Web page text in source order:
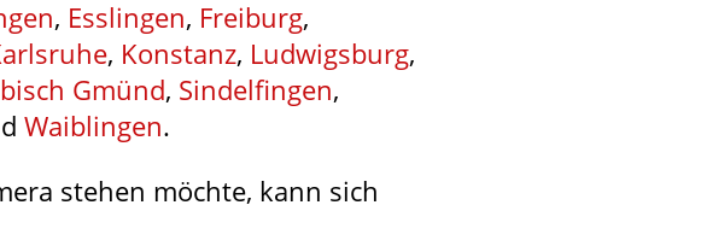
, Esslingen, Freiburg,
, Konstanz, Ludwigsburg,
Gmünd, Sindelfingen,
Waiblingen.
stehen möchte, kann sich